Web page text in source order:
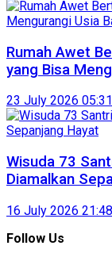
Rumah Awet
yang Bisa
23 July 2026 05:31
Wisuda 73
Diamalkan
16 July 2026 21:48
Follow Us